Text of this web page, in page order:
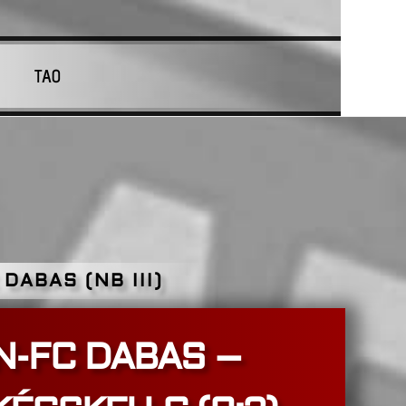
TAO
DABAS (NB III)
FC DABAS –